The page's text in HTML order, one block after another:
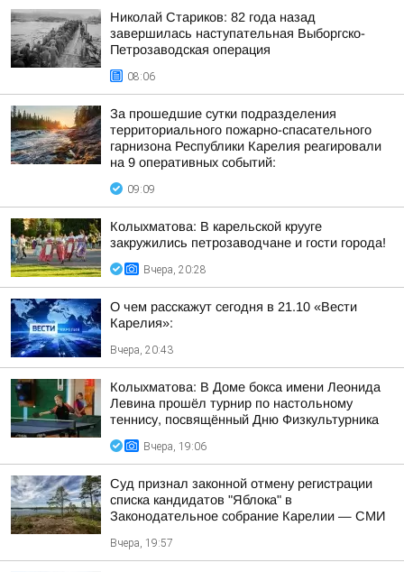
Николай Стариков: 82 года назад
завершилась наступательная Выборгско-
Петрозаводская операция
08:06
За прошедшие сутки подразделения
территориального пожарно-спасательного
гарнизона Республики Карелия реагировали
на 9 оперативных событий:
09:09
Колыхматова: В карельской крууге
закружились петрозаводчане и гости города!
Вчера, 20:28
О чем расскажут сегодня в 21.10 «Вести
Карелия»:
Вчера, 20:43
Колыхматова: В Доме бокса имени Леонида
Левина прошёл турнир по настольному
теннису, посвящённый Дню Физкультурника
Вчера, 19:06
Суд признал законной отмену регистрации
списка кандидатов "Яблока" в
Законодательное собрание Карелии — СМИ
Вчера, 19:57